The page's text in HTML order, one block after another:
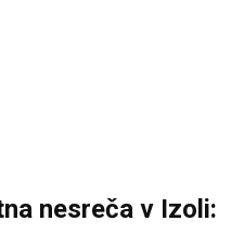
nesreča v Izoli: